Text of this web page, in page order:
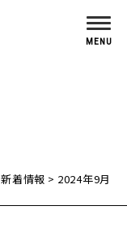
MENU
新着情報 2024年9月